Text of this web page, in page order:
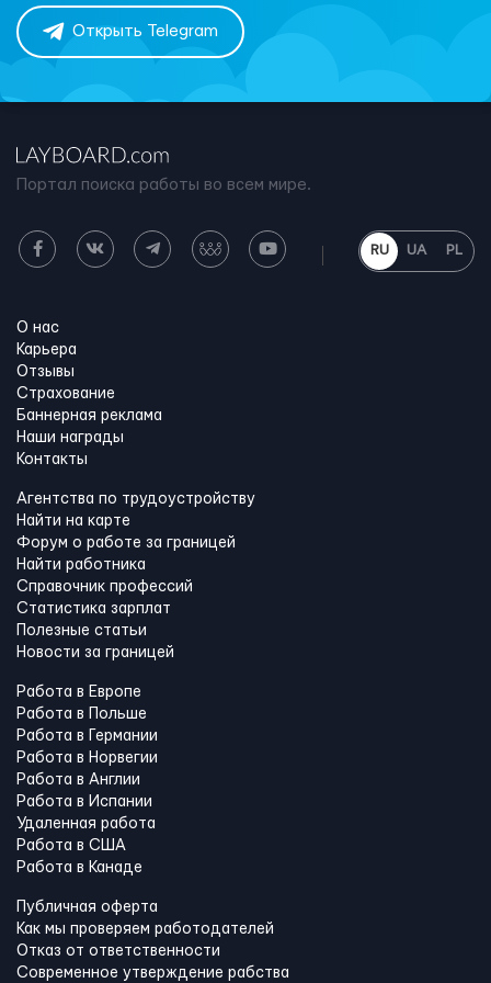
Открыть Telegram
Портал поиска работы во всем мире.
RU UA PL
О нас
Карьера
Отзывы
Страхование
Баннерная реклама
Наши награды
Контакты
Агентства по трудоустройству
Найти на карте
Форум о работе за границей
Найти работника
Справочник профессий
Статистика зарплат
Полезные статьи
Новости за границей
Работа в Европе
Работа в Польше
Работа в Германии
Работа в Норвегии
Работа в Англии
Работа в Испании
Удаленная работа
Работа в США
Работа в Канадe
Публичная оферта
Как мы проверяем работодателей
Отказ от ответственности
Современное утверждение рабства